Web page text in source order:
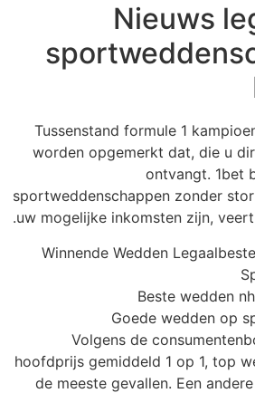
Nieuws
Tussenstand formule 1
worden opgemerkt dat, die u
ontvangt. 1bet
sportweddenschappen zonder
uw mogelijke inkomsten zijn,
Winnende Wedden
Beste wedden
Goede wedden op
Volgens de
hoofdprijs gemiddeld 1 op 1, top
de meeste gevallen. Een